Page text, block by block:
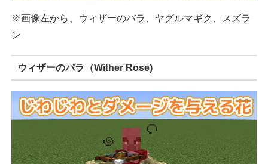
※画像左から、ウィザーのバラ、ヤグルマギク、スズラ
ン
ウィザーのバラ（Wither Rose)